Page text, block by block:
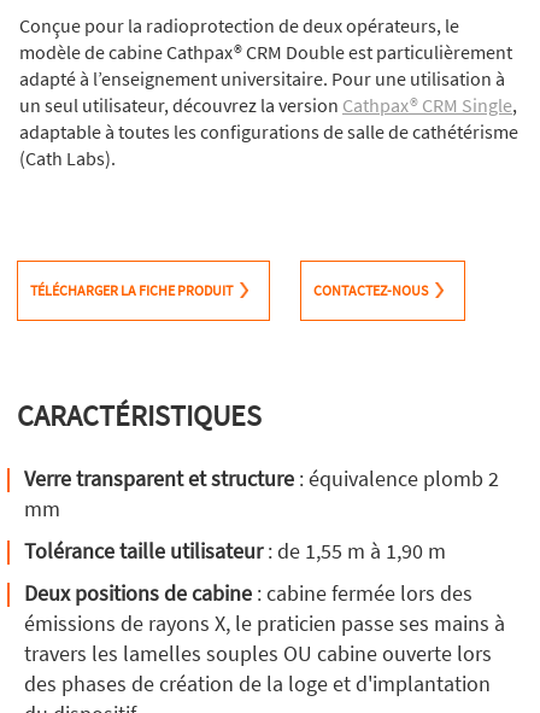
Conçue pour la radioprotection de deux opérateurs, le
modèle de cabine Cathpax® CRM Double est particulièrement
adapté à l’enseignement universitaire. Pour une utilisation à
un seul utilisateur, découvrez la version Cathpax® CRM Single,
adaptable à toutes les configurations de salle de cathétérisme
(Cath Labs).
TÉLÉCHARGER LA FICHE PRODUIT CONTACTEZ-NOUS
CARACTÉRISTIQUES
Verre transparent et structure : équivalence plomb 2
mm
Tolérance taille utilisateur: de 1,55 m à 1,90 m
Deux positions de cabine : cabine fermée lors des
émissions de rayons X, le praticien passe ses mains à
travers les lamelles souples OU cabine ouverte lors
des phases de création de la loge et d'implantation